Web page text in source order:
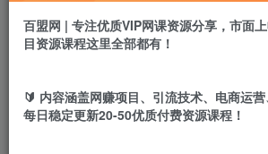
盟币 9.9
立即购买
百盟网 | 专注优质VIP网课资源分享，市面
目资源课程这里全部都有！
🔰 内容涵盖网赚项目、引流技术、电商运
每日稳定更新20-50优质付费资源课程！